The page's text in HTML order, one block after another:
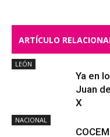
ARTÍCULO
LEÓN
Ya en
Juan
X
NACIONAL